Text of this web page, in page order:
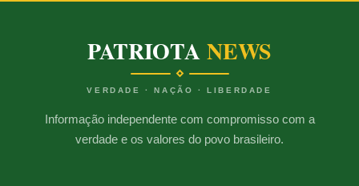
PATRIOTANEWS
VERDADE · NAÇÃO · LIBERDADE
Informação independente com compromisso com a
verdade e os valores do povo brasileiro.